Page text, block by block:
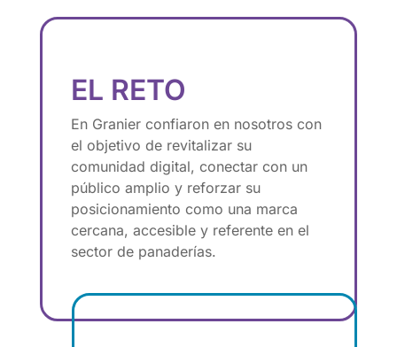
EL RETO
En Granier confiaron en nosotros con
el objetivo de revitalizar su
comunidad digital, conectar con un
público amplio y reforzar su
posicionamiento como una marca
cercana, accesible y referente en el
sector de panaderías.